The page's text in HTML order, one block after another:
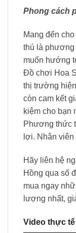
Phong cách
Mang đến
thú là
muốn hướng
Đồ chơi Hoa
thị trường
còn cam kết
kiệm cho bạn
Phương thức
lợi. Nhân
Hãy liên hệ
Hồng qua số
mua ngay
lượng nhất,
Video thực